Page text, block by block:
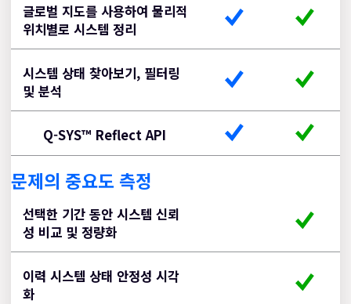
글로벌 지도를 사용하여 물리적
위치별로 시스템 정리
시스템 상태 찾아보기, 필터링
및 분석
Q-SYS™ Reflect API
문제의 중요도 측정
Reflect
Reflect
선택한 기간 동안 시스템 신뢰
성 비교 및 정량화
이력 시스템 상태 안정성 시각
화